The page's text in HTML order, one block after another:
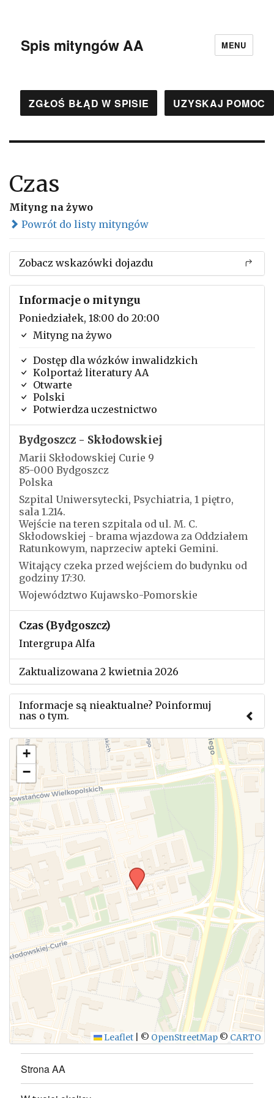
Spis mityngów AA MENU
ZGŁOŚ BŁĄD W SPISIE UZYSKAJ POMOC
Czas
Mityng na żywo
Powrót do listy mityngów
Zobacz wskazówki dojazdu
Informacje o mityngu
Poniedziałek, 18:00 do 20:00
Mityng na żywo
Dostęp dla wózków inwalidzkich
Kolportaż literatury AA
Otwarte
Polski
Potwierdza uczestnictwo
Bydgoszcz - Skłodowskiej
Marii Skłodowskiej Curie 9
85-000 Bydgoszcz
Polska
Szpital Uniwersytecki, Psychiatria, 1 piętro,
sala 1.214.
Wejście na teren szpitala od ul. M. C.
Skłodowskiej - brama wjazdowa za Oddziałem
Ratunkowym, naprzeciw apteki Gemini.
Witający czeka przed wejściem do budynku od
godziny 17:30.
Województwo Kujawsko-Pomorskie
Czas (Bydgoszcz)
Intergrupa Alfa
Zaktualizowana 2 kwietnia 2026
Informacje są nieaktualne? Poinformuj
nas o tym.
Użyj tego formularza aby przesłać informację o
zmianach w powyższym mityngu.
WYŚLIJ
+
−
Leaflet © OpenStreetMap © CARTO
Strona AA